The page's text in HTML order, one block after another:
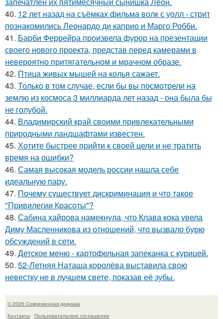
40. 12 лет назад на съёмках фильма волк с уолл - стрит
познакомились Леонардо ди каприо и Марго Робби.
41. Барби Феррейра произвела фурор на презентации
своего нового проекта, представ перед камерами в
невероятно притягательном и мрачном образе.
42. Птица живых мышей на колья сажает.
43. Только в том случае, если бы вы посмотрели на
землю из космоса 3 миллиарда лет назад - она была бы
не голубой.
44. Владимирский край своими привлекательными
природными ландшафтами известен.
45. Хотите быстрее прийти к своей цели и не тратить
время на ошибки?
46. Самая высокая модель россии нашла себе
идеальную пару.
47. Почему существует дискриминация и что такое
"Привилегии Красоты"?
48. Сабина хайрова намекнула, что Клава кока увела
Диму Масленникова из отношений, что вызвало бурю
обсуждений в сети.
49. Детское меню - картофельная запеканка с курицей.
50. 52-Летняя Наташа королёва выставила свою
невестку не в лучшем свете, показав её зубы.
© 2026 Современная девушка
Контакты
Пользовательское соглашение